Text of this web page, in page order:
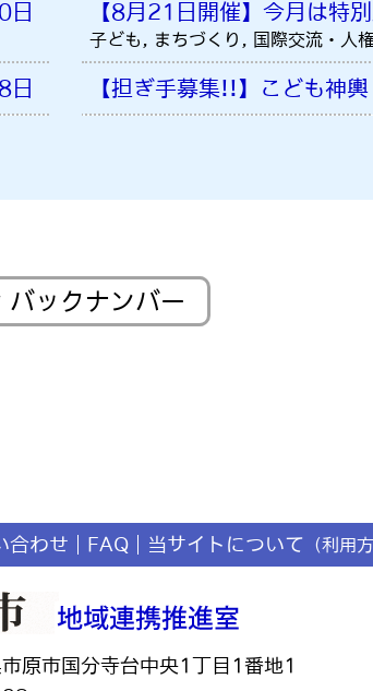
日 【8月21日開催】今月は特
子ども, まちづくり, 国際交流・人
日 【担ぎ手募集!!】こども神輿
バックナンバー
合わせ FAQ 当サイトについて （利用
原市国分寺台中央1丁目1番地1